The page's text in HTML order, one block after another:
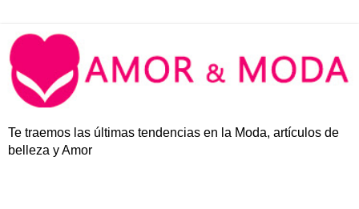
Te traemos las últimas tendencias en la Moda, artículos de
belleza y Amor